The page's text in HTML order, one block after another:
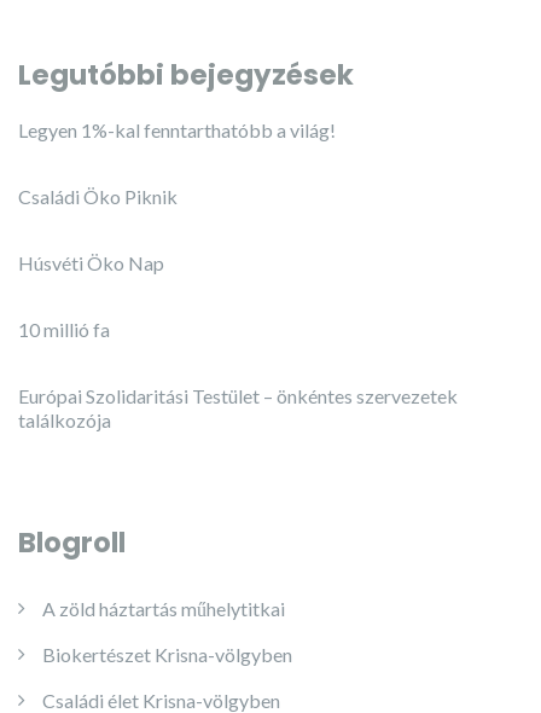
Legutóbbi bejegyzések
Legyen 1%-kal fenntarthatóbb a világ!
Családi Öko Piknik
Húsvéti Öko Nap
10 millió fa
Európai Szolidaritási Testület – önkéntes szervezetek
találkozója
Blogroll
A zöld háztartás műhelytitkai
Biokertészet Krisna-völgyben
Családi élet Krisna-völgyben